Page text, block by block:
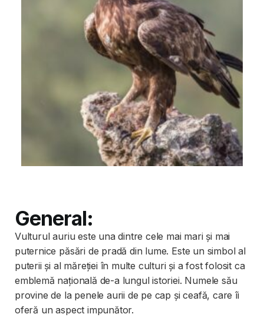
General:
Vulturul auriu este una dintre cele mai mari și mai
puternice păsări de pradă din lume. Este un simbol al
puterii și al măreției în multe culturi și a fost folosit ca
emblemă națională de-a lungul istoriei. Numele său
provine de la penele aurii de pe cap și ceafă, care îi
oferă un aspect impunător.